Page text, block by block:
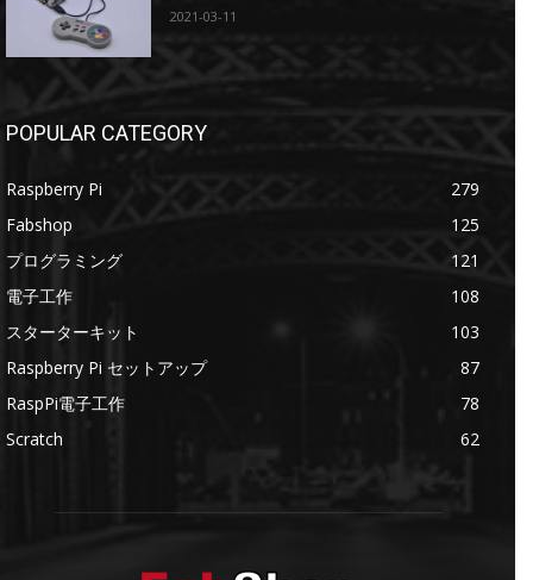
2021-03-11
POPULAR CATEGORY
Raspberry Pi
279
Fabshop
125
プログラミング
121
電子工作
108
スターターキット
103
Raspberry Pi セットアップ
87
RaspPi電子工作
78
Scratch
62